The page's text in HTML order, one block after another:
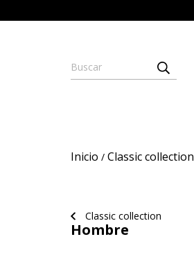
Inicio / Classic collection
Classic collection
Hombre